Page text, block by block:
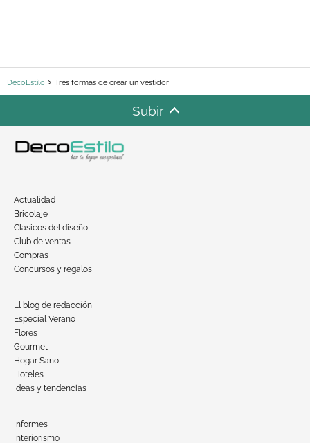
DecoEstilo Tres formas de crear un vestidor
Subir
Actualidad
Bricolaje
Clásicos del diseño
Club de ventas
Compras
Concursos y regalos
El blog de redacción
Especial Verano
Flores
Gourmet
Hogar Sano
Hoteles
Ideas y tendencias
Informes
Interiorismo